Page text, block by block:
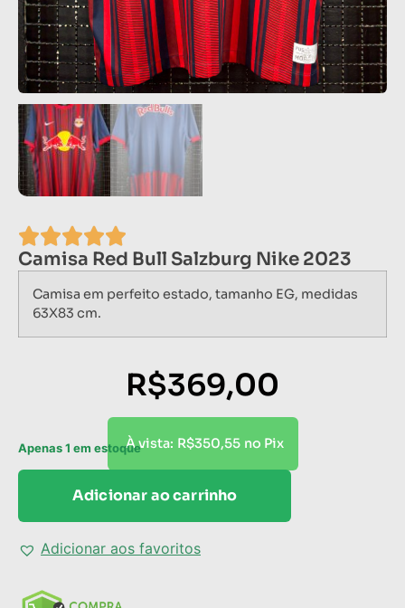
Camisa Red Bull Salzburg Nike 2023
Camisa em perfeito estado, tamanho EG, medidas
63X83 cm.
R$369,00
À vista: R$350,55 no Pix
Apenas 1 em estoque
Adicionar ao carrinho
Adicionar aos favoritos